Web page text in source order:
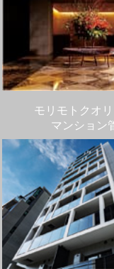
モリモトクオ
マンション